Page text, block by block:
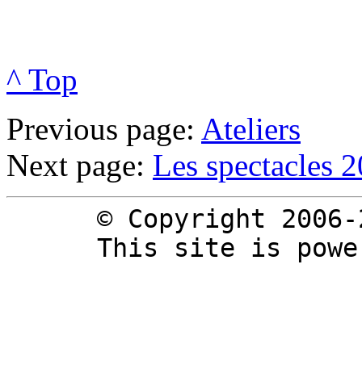
^ Top
Previous page: Ateliers
Next page: Les spectacles
© Copyright 2006-
This site is